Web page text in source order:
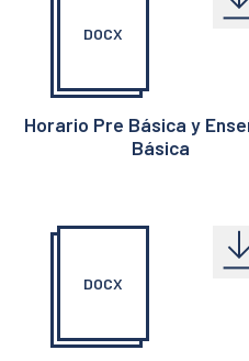
DOCX
Horario Pre Básica y
Básica
DOCX